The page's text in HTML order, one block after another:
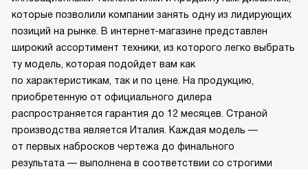
которые позволили компании занять одну из лидирующих
позиций на рынке. В интернет-магазине представлен
широкий ассортимент техники, из которого легко выбрать
ту модель, которая подойдет вам как
по характеристикам, так и по цене. На продукцию,
приобретенную от официального дилера
распространяется гарантия до 12 месяцев. Страной
производства является Италия. Каждая модель —
от первых набросков чертежа до финального
результата — выполнена в соответствии со строгими